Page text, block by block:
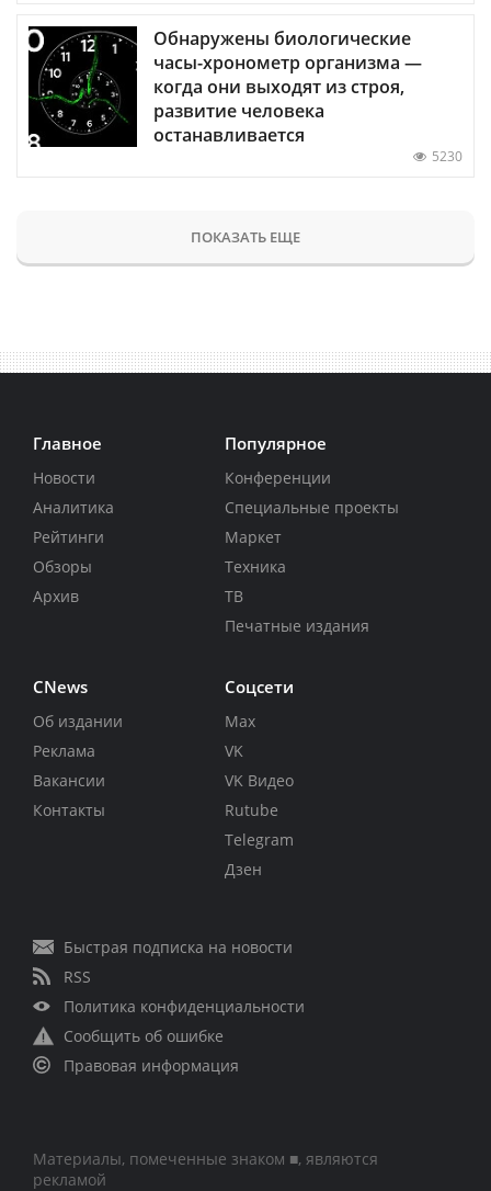
Обнаружены биологические
часы-хронометр организма —
когда они выходят из строя,
развитие человека
останавливается
5230
ПОКАЗАТЬ ЕЩЕ
Главное
Новости
Аналитика
Рейтинги
Обзоры
Архив
Популярное
Конференции
Специальные проекты
Маркет
Техника
ТВ
Печатные издания
CNews
Об издании
Реклама
Вакансии
Контакты
Соцсети
Max
VK
VK Видео
Rutube
Telegram
Дзен
Быстрая подписка на новости
RSS
Политика конфиденциальности
Сообщить об ошибке
Правовая информация
Материалы, помеченные знаком ■, являются
рекламой